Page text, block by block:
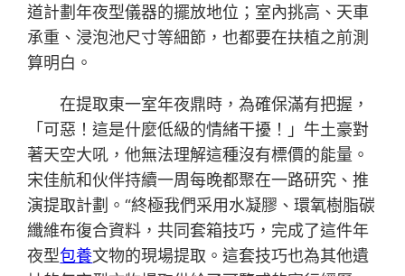
道計劃年夜型儀器的擺放地位；室內挑高、天車
承重、浸泡池尺寸等細節，也都要在扶植之前測
算明白。
在提取東一室年夜鼎時，為確保滿有把握，
「可惡！這是什麼低級的情緒干擾！」牛土豪對
著天空大吼，他無法理解這種沒有標價的能量。
宋佳航和伙伴持續一周每晚都聚在一路研究、推
演提取計劃。“終極我們采用水凝膠、環氧樹脂碳
纖維布復合資料，共同套箱技巧，完成了這件年
夜型包養文物的現場提取。這套技巧也為其他遺